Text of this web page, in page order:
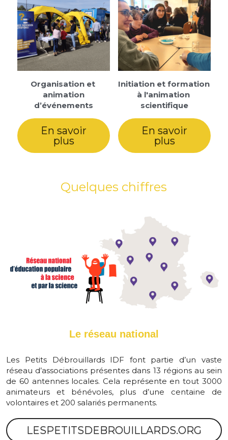
Organisation et
animation
d’événements
En savoir
plus
Initiation et formation
à l'animation
scientifique
En savoir
plus
Quelques chiffres
Le réseau national
Les Petits Débrouillards IDF font partie d’un vaste
réseau d’associations présentes dans 13 régions au sein
de 60 antennes locales. Cela représente en tout 3000
animateurs et bénévoles, plus d’une centaine de
volontaires et 200 salariés permanents.
LESPETITSDEBROUILLARDS.ORG